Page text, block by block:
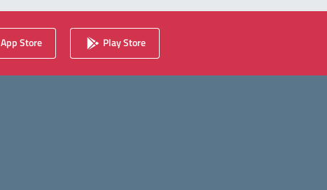
App Store Play Store